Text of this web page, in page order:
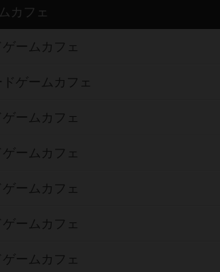
カフェ
ームカフェ
ゲームカフェ
ームカフェ
ームカフェ
ームカフェ
ームカフェ
ゲームカフェ